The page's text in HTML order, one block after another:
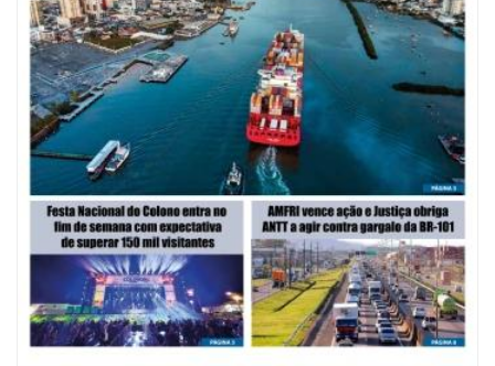
05/08/2026 | 07:00
Viva Praia terá edição especial de Dia dos Pais com atrações para toda a